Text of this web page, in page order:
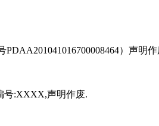
）声明作
号:XXXX,声明作废.